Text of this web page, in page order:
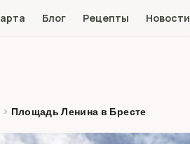
Блог Рецепты Новости
› Площадь Ленина в Бресте